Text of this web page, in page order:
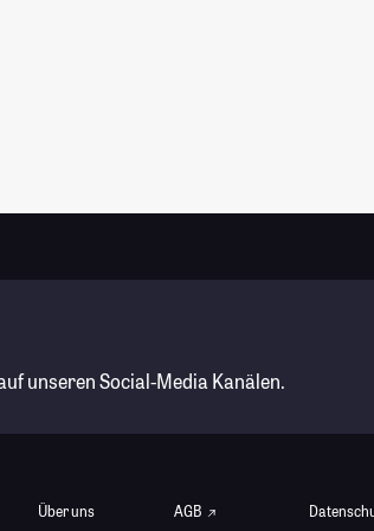
unseren Social-Media Kanälen.
Über uns AGB